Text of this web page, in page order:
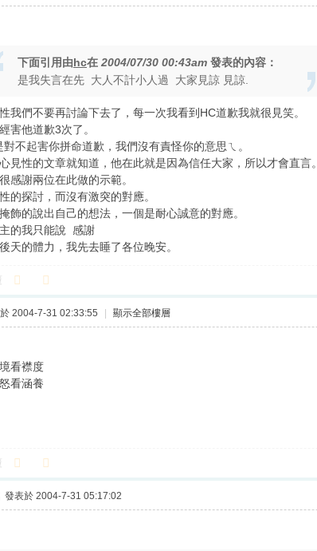
下面引用由hc在 2004/07/30 00:43am 發表的內容：
是我失言在先 大人不計小人過 大家見諒 見諒.
我們不要再討論下去了，每一次我看到HC道歉我就很見笑。
害他道歉3次了。
對不起害你拼命道歉，我們沒有責怪你的意思ㄟ。
見性的文章就知道，他在此就是因為信任大家，所以才會直言。
感謝兩位在此做的示範。
的探討，而沒有激突的對應。
飾的說出自己的想法，一個是耐心誠意的對應。
的我只能說 感謝
天的體力，我先去睡了各位晚安。
2004-7-31 02:33:55 顯示全部樓層
看襟度
看涵養
發表於 2004-7-31 05:17:02